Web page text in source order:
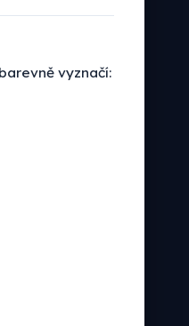
vyznačí: